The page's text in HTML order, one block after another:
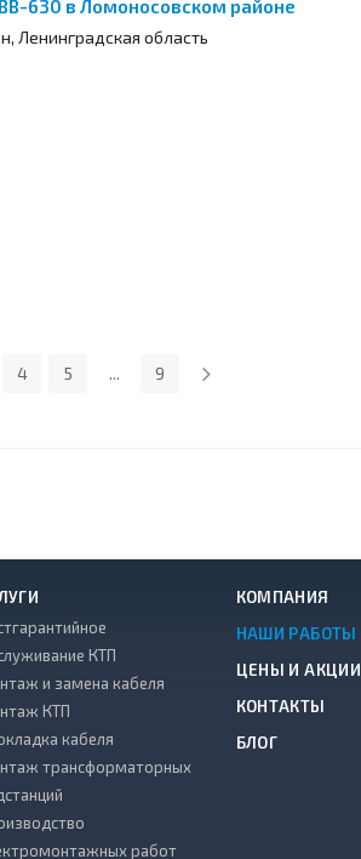
630 в Ломоносовском районе
Ленинградская область
4 5 ... 9
КТП
и замена кабеля
КТП
кабеля
трансформаторных
работ
КОМПАНИЯ
НАШИ РАБОТЫ
ЦЕНЫ И АКЦИИ
КОНТАКТЫ
БЛОГ